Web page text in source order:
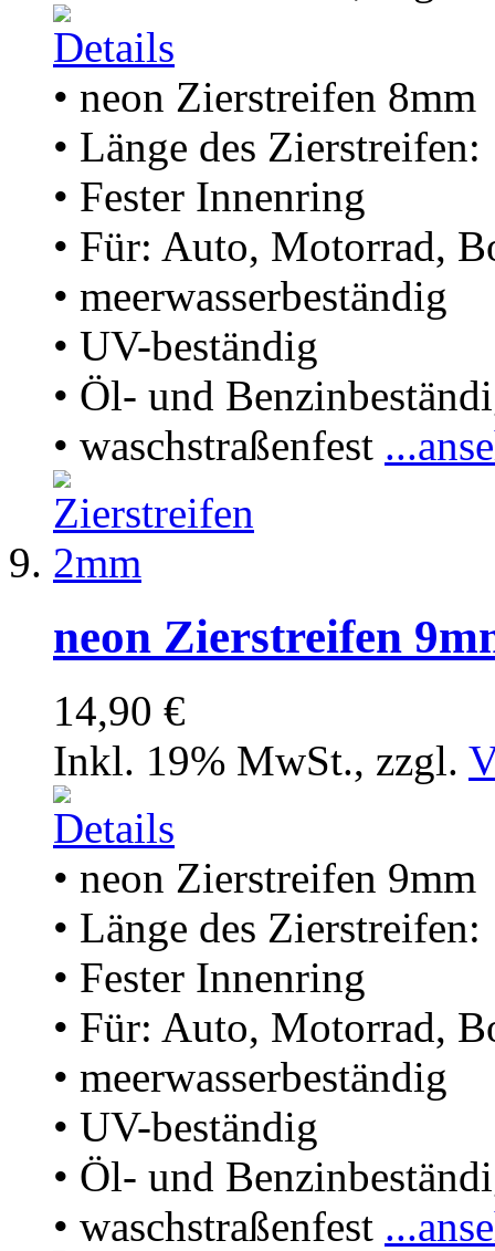
• neon Zierstreifen 8mm
• Länge des Zierstreifen:
• Fester Innenring
• Für: Auto, Motorrad,
• meerwasserbeständig
• UV-beständig
• Öl- und
• waschstraßenfest
neon Zierstreifen
14,90 €
Inkl. 19% MwSt., zzgl.
• neon Zierstreifen 9mm
• Länge des Zierstreifen:
• Fester Innenring
• Für: Auto, Motorrad,
• meerwasserbeständig
• UV-beständig
• Öl- und
• waschstraßenfest